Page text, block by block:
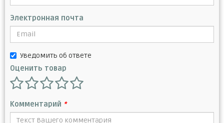
Электронная почта
Уведомить об ответе
Оценить товар
Комментарий *